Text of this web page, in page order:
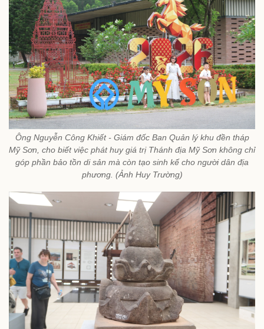
Ông Nguyễn Công Khiết - Giám đốc Ban Quản lý khu đền tháp
Mỹ Sơn, cho biết việc phát huy giá trị Thánh địa Mỹ Sơn không chỉ
góp phần bảo tồn di sản mà còn tạo sinh kế cho người dân địa
phương. (Ảnh Huy Trường)